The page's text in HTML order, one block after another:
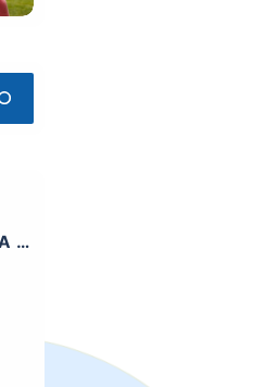
SINUT TULEN AINA MUISTAMAAN